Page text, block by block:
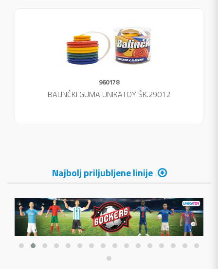
960178
BALINČKI GUMA UNIKATOY ŠK.29012
Najbolj priljubljene linije